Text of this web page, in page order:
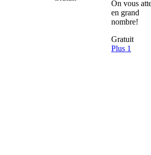
On vous
en grand
nombre!
Gratuit
Plus 1